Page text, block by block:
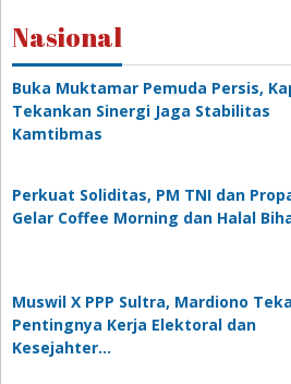
Nasional
Buka Muktamar Pemuda Persis,
Tekankan Sinergi Jaga Stabilitas
Kamtibmas
Perkuat Soliditas, PM TNI dan
Gelar Coffee Morning dan Halal
Muswil X PPP Sultra, Mardiono
Pentingnya Kerja Elektoral dan
Kesejahter…